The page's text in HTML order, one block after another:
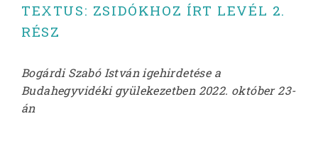
TEXTUS: ZSIDÓKHOZ ÍRT LEVÉL 2.
RÉSZ
Bogárdi Szabó István igehirdetése a
Budahegyvidéki gyülekezetben 2022. október 23-
án